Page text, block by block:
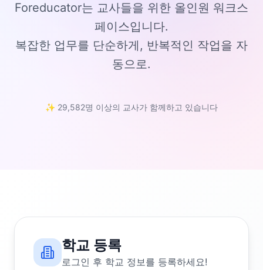
Foreducator는 교사들을 위한 올인원 워크스
페이스입니다.
복잡한 업무를 단순하게, 반복적인 작업을 자
동으로.
✨ 29,582명 이상의 교사가 함께하고 있습니다
학교 등록
로그인 후 학교 정보를 등록하세요!